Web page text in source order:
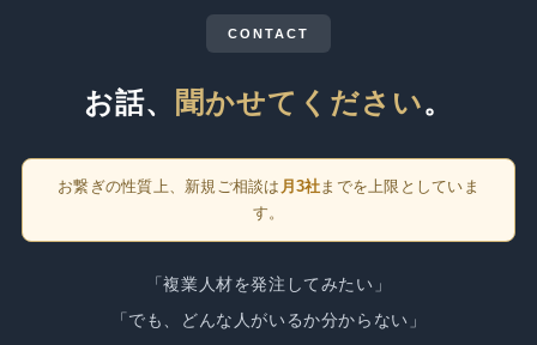
CONTACT
お話、 聞かせてください。
お繋ぎの性質上、新規ご相談は 月3社までを上限としていま
す。
「複業人材を発注してみたい」
「でも、どんな人がいるか分からない」